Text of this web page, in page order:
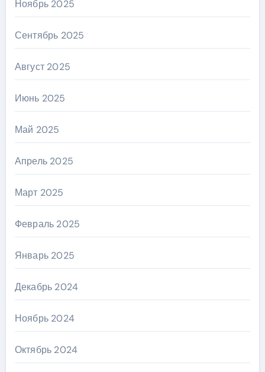
Ноябрь 2025
Сентябрь 2025
Август 2025
Июнь 2025
Май 2025
Апрель 2025
Март 2025
Февраль 2025
Январь 2025
Декабрь 2024
Ноябрь 2024
Октябрь 2024